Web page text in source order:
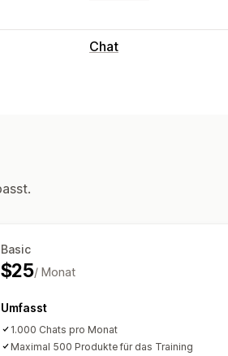
Chat
Basic
$25/ Monat
Umfasst
1.000 Chats pro Monat
Maximal 500 Produkte für das Training